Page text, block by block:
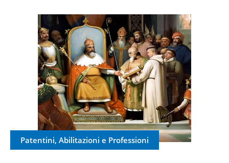
Patentini, Abilitazioni e Professioni